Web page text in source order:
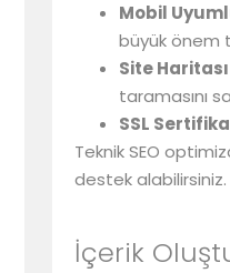
Mobil
büyük önem
Site
taramasını
SSL
Teknik SEO
destek
İçerik